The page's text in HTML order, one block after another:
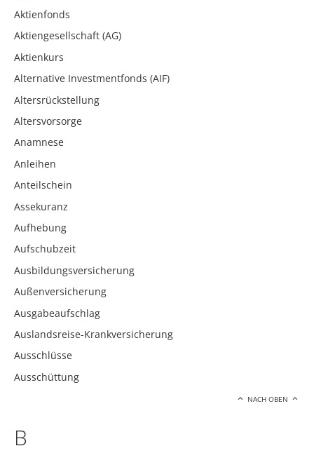
Aktienfonds
Aktiengesellschaft (AG)
Aktienkurs
Alternative Investmentfonds (AIF)
Altersrückstellung
Altersvorsorge
Anamnese
Anleihen
Anteilschein
Assekuranz
Aufhebung
Aufschubzeit
Ausbildungsversicherung
Außenversicherung
Ausgabeaufschlag
Auslandsreise-Krankversicherung
Ausschlüsse
Ausschüttung
NACH OBEN
B